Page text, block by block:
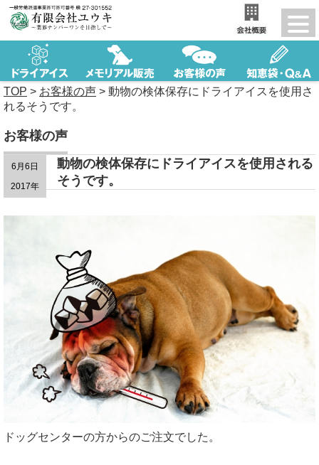
TOP > お客様の声 > 動物の検体保存にドライアイスを使用さ
れるそうです。
お客様の声
6月6日
2017年
動物の検体保存にドライアイスを使用される
そうです。
ドッグセンターの方からのご注文でした。